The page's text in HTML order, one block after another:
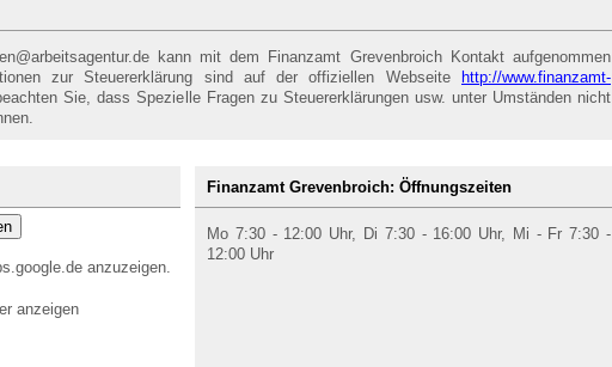
kann mit dem Finanzamt Grevenbroich Kontakt aufgenommen
zur Steuererklärung sind auf der offiziellen Webseite
http://www.finanzamt-
Sie, dass Spezielle Fragen zu Steuererklärungen usw. unter Umständen nicht
anzuzeigen.
anzeigen
Finanzamt Grevenbroich: Öffnungszeiten
Mo 7:30 - 12:00 Uhr, Di 7:30 - 16:00 Uhr, Mi - Fr 7:30 -
12:00 Uhr